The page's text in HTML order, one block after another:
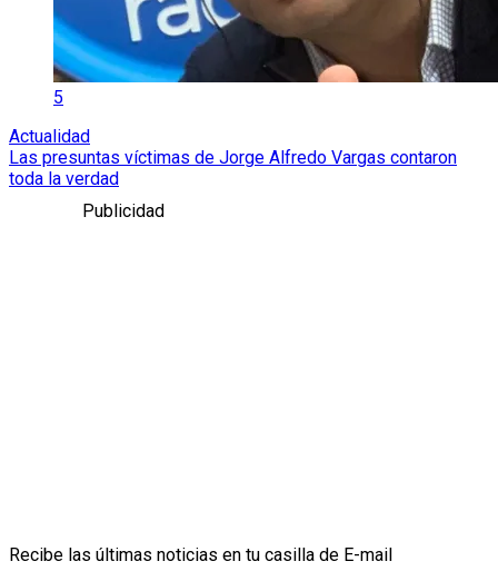
5
Actualidad
Las presuntas víctimas de Jorge Alfredo Vargas contaron
toda la verdad
Publicidad
Recibe las últimas noticias en tu casilla de E-mail